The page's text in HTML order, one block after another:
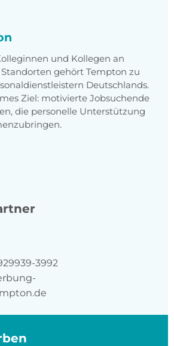
und Kollegen an
gehört Tempton zu
Deutschlands.
Ziel: motivierte Jobsuchende
die personelle Unterstützung
3992